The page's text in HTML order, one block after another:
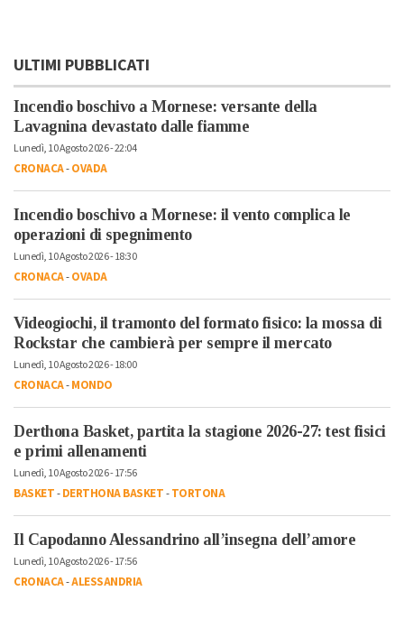
ULTIMI PUBBLICATI
Incendio boschivo a Mornese: versante della
Lavagnina devastato dalle fiamme
Lunedì, 10 Agosto 2026 - 22:04
CRONACA-OVADA
Incendio boschivo a Mornese: il vento complica le
operazioni di spegnimento
Lunedì, 10 Agosto 2026 - 18:30
CRONACA-OVADA
Videogiochi, il tramonto del formato fisico: la mossa di
Rockstar che cambierà per sempre il mercato
Lunedì, 10 Agosto 2026 - 18:00
CRONACA-MONDO
Derthona Basket, partita la stagione 2026-27: test fisici
e primi allenamenti
Lunedì, 10 Agosto 2026 - 17:56
BASKET-DERTHONA BASKET-TORTONA
Il Capodanno Alessandrino all’insegna dell’amore
Lunedì, 10 Agosto 2026 - 17:56
CRONACA-ALESSANDRIA